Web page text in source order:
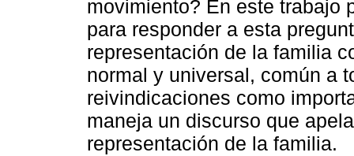
movimiento? En este trabajo
para responder a esta
representación de la familia
normal y universal, común a
reivindicaciones como
maneja un discurso que
representación de la familia.